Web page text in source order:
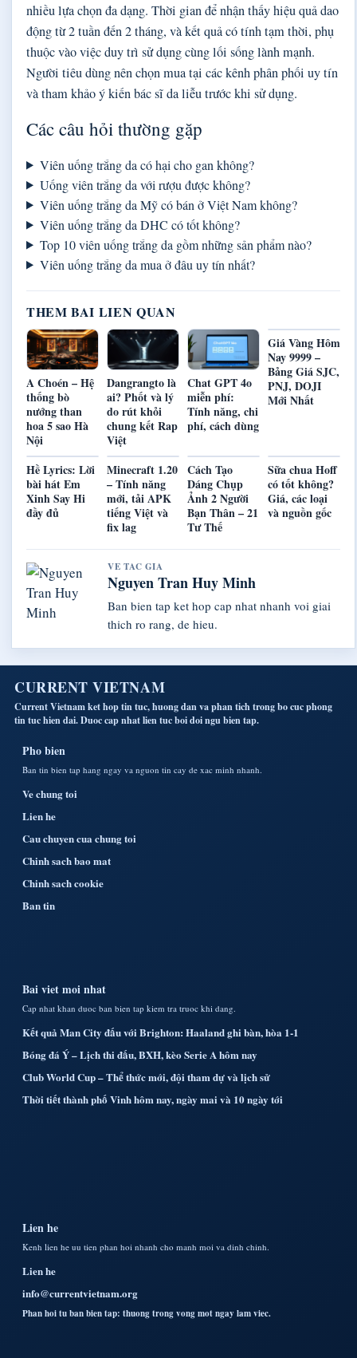
nhiều lựa chọn đa dạng. Thời gian để nhận thấy hiệu quả dao
động từ 2 tuần đến 2 tháng, và kết quả có tính tạm thời, phụ
thuộc vào việc duy trì sử dụng cùng lối sống lành mạnh.
Người tiêu dùng nên chọn mua tại các kênh phân phối uy tín
và tham khảo ý kiến bác sĩ da liễu trước khi sử dụng.
Các câu hỏi thường gặp
Viên uống trắng da có hại cho gan không?
Uống viên trắng da với rượu được không?
Viên uống trắng da Mỹ có bán ở Việt Nam không?
Viên uống trắng da DHC có tốt không?
Top 10 viên uống trắng da gồm những sản phẩm nào?
Viên uống trắng da mua ở đâu uy tín nhất?
THEM BAI LIEN QUAN
A Choén – Hệ
thống bò
nướng than
hoa 5 sao Hà
Nội
Dangrangto là
ai? Phốt và lý
do rút khỏi
chung kết Rap
Việt
Chat GPT 4o
miễn phí:
Tính năng, chi
phí, cách dùng
Giá Vàng Hôm
Nay 9999 –
Bảng Giá SJC,
PNJ, DOJI
Mới Nhất
Hề Lyrics: Lời
bài hát Em
Xinh Say Hi
đầy đủ
Minecraft 1.20
– Tính năng
mới, tải APK
tiếng Việt và
fix lag
Cách Tạo
Dáng Chụp
Ảnh 2 Người
Bạn Thân – 21
Tư Thế
Sữa chua Hoff
có tốt không?
Giá, các loại
và nguồn gốc
VE TAC GIA
Nguyen Tran Huy Minh
Ban bien tap ket hop cap nhat nhanh voi giai
thich ro rang, de hieu.
CURRENT VIETNAM
Current Vietnam ket hop tin tuc, huong dan va phan tich trong bo cuc phong
tin tuc hien dai. Duoc cap nhat lien tuc boi doi ngu bien tap.
Pho bien
Ban tin bien tap hang ngay va nguon tin cay de xac minh nhanh.
Ve chung toi
Lien he
Cau chuyen cua chung toi
Chinh sach bao mat
Chinh sach cookie
Ban tin
Bai viet moi nhat
Cap nhat khan duoc ban bien tap kiem tra truoc khi dang.
Kết quả Man City đấu với Brighton: Haaland ghi bàn, hòa 1-1
Bóng đá Ý – Lịch thi đấu, BXH, kèo Serie A hôm nay
Club World Cup – Thể thức mới, đội tham dự và lịch sử
Thời tiết thành phố Vinh hôm nay, ngày mai và 10 ngày tới
Lien he
Kenh lien he uu tien phan hoi nhanh cho manh moi va dinh chinh.
Lien he
info@currentvietnam.org
Phan hoi tu ban bien tap: thuong trong vong mot ngay lam viec.